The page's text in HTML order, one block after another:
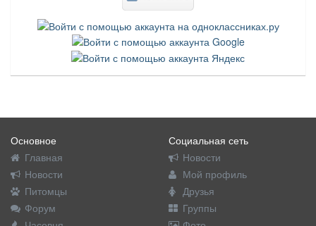
Основное
Главная
Новости
Питомцы
Форум
Социальная сеть
Новости
Мой профиль
Друзья
Группы